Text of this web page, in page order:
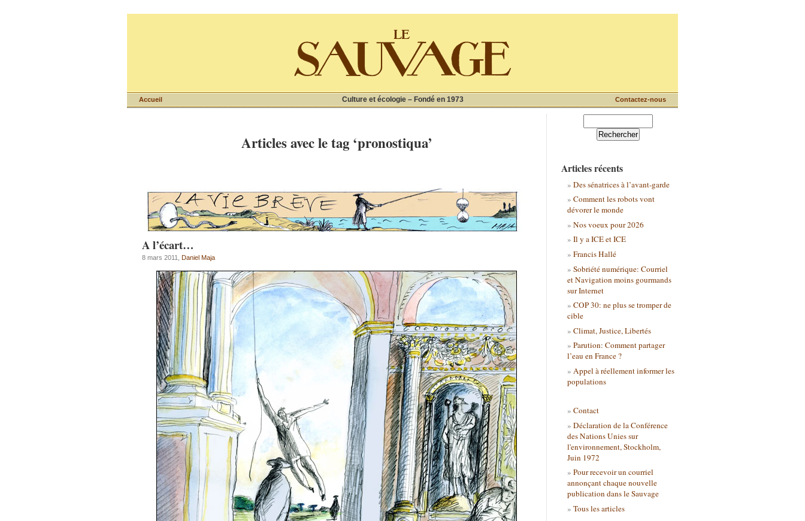
Culture et écologie – Fondé en 1973
Accueil Contactez-nous
Articles avec le tag ‘pronostiqua’
A l’écart…
8 mars 2011, Daniel Maja
Articles récents
Des sénatrices à l’avant-garde
Comment les robots vont
dévorer le monde
Nos voeux pour 2026
Il y a ICE et ICE
Francis Hallé
Sobriété numérique: Courriel
et Navigation moins gourmands
sur Internet
COP 30: ne plus se tromper de
cible
Climat, Justice, Libertés
Parution: Comment partager
l’eau en France ?
Appel à réellement informer les
populations
Contact
Déclaration de la Conférence
des Nations Unies sur
l'environnement, Stockholm,
Juin 1972
Pour recevoir un courriel
annonçant chaque nouvelle
publication dans le Sauvage
Tous les articles